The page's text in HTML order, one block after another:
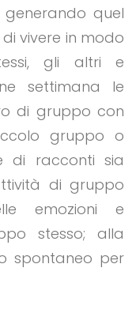
quel
vivere in modo
gli altri e
settimana le
di gruppo con
gruppo o
di racconti sia
di gruppo
emozioni e
stesso; alla
spontaneo per